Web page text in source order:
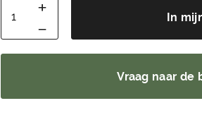
In
Vraag naar de